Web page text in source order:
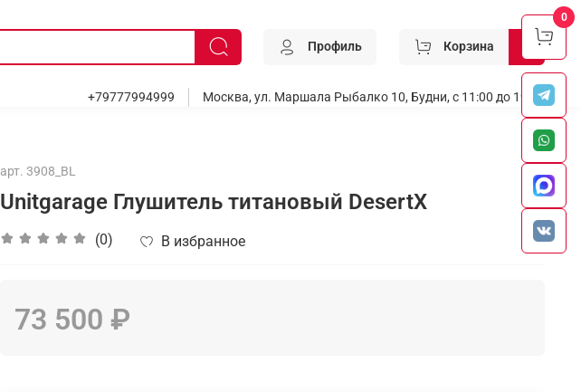
Профиль Корзина
+79777994999 Москва, ул. Маршала Рыбалко 10, Будни, с 11:00 до 19:00
арт. 3908_BL
Unitgarage Глушитель титановый DesertX
(0) В избранное
73 500 ₽
0